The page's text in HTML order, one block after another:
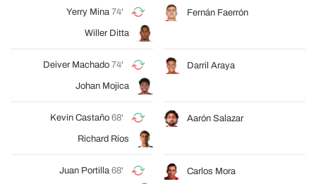
Yerry Mina 74'
Willer Ditta
Fernán Faerrón
Deiver Machado 74'
Johan Mojica
Darril Araya
Kevin Castaño 68'
Richard Ríos
Aarón Salazar
Juan Portilla 68' Carlos Mora